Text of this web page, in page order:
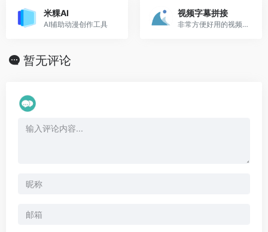
米粿AI
AI辅助动漫创作工具
视频字幕拼接
非常方便好用的视频字幕拼接工具
暂无评论